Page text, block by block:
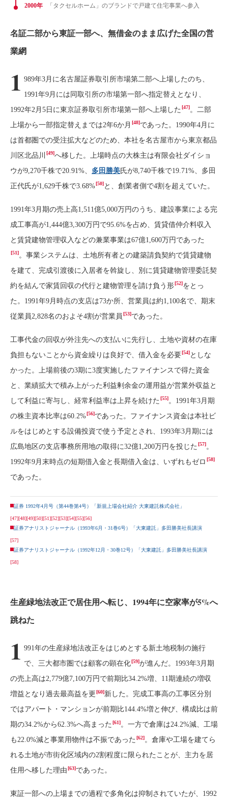
2000年 「タクセルホーム」のブランドで戸建て住宅事業へ参入
名証二部から東証一部へ、無借金のまま広げた全国の営
業網
1 989年3月に名古屋証券取引所市場第二部へ上場したのち、
1991年9月には同取引所の市場第一部へ指定替えとなり、
1992年2月5日に東京証券取引所市場第一部へ上場した [47]。二部
上場から一部指定替えまでは2年6か月
[48]であった。1990年4月に
は首都圏での受注拡大などのため、本社を名古屋市から東京都品
川区北品川
[49]へ移した。上場時点の大株主は有限会社ダイショ
ウが9,270千株で20.91%、 多田勝美氏が8,740千株で19.71%、多田
正代氏が1,629千株で3.68% [50] と、創業者側で4割を超えていた。
1991年3月期の売上高1,511億5,000万円のうち、建設事業による完
成工事高が1,444億3,300万円で95.6%を占め、賃貸借仲介料収入
と賃貸建物管理収入などの兼業事業は67億1,600万円であった
[51]。事業システムは、土地所有者との建築請負契約で賃貸建物
を建て、完成引渡後に入居者を斡旋し、別に賃貸建物管理委託契
約を結んで家賃回収の代行と建物管理を請け負う形 [52]をとっ
た。1991年9月時点の支店は73か所、営業員は約1,100名で、期末
従業員2,828名のおよそ4割が営業員 [53]であった。
工事代金の回収が外注先への支払いに先行し、土地や資材の在庫
負担もないことから資金繰りは良好で、借入金を必要 [54] としな
かった。上場前後の3期に3度実施したファイナンスで得た資金
と、業績拡大で積み上がった利益剰余金の運用益が営業外収益と
して利益に寄与し、経常利益率は上昇を続けた [55]。1991年3月期
の株主資本比率は60.2% [56]であった。ファイナンス資金は本社ビ
ルをはじめとする設備投資で使う予定とされ、1993年3月期には
広島地区の支店事務所用地の取得に32億1,200万円を投じた [57]。
1992年9月末時点の短期借入金と長期借入金は、いずれもゼロ [58]
であった。
証券 1992年4月号（第44巻第4号）「新規上場会社紹介 大東建託株式会社」
[47][48][49][50][51][52][53][54][55][56]
証券アナリストジャーナル（1993年6月・31巻6号）「大東建託」多田勝美社長講演
[57]
証券アナリストジャーナル（1992年12月・30巻12号）「大東建託」多田勝美社長講演
[58]
生産緑地法改正で居住用へ転じ、1994年に空家率が5%へ
跳ねた
1 991年の生産緑地法改正をはじめとする新土地税制の施行
で、三大都市圏では顧客の顕在化[59]が進んだ。1993年3月期
の売上高は2,779億7,100万円で前期比34.2%増、11期連続の増収
増益となり過去最高益を更[60]新した。完成工事高の工事区分別
ではアパート・マンションが前期比144.4%増と伸び、構成比は前
期の34.2%から62.3%へ高まった [61]。一方で倉庫は24.2%減、工場
も22.0%減と事業用物件は不振であった [62]。倉庫や工場を建てら
れる土地が市街化区域内の2割程度に限られたことが、主力を居
住用へ移した理由[63]であった。
東証一部への上場までの過程で多角化は抑制されていたが、1992